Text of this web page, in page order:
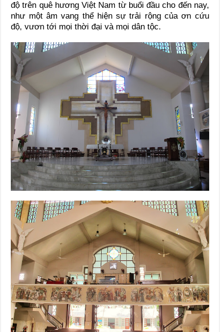
độ trên quê hương Việt Nam từ buổi đầu cho đến nay,
như một âm vang thể hiện sự trải rộng của ơn cứu
độ, vươn tới mọi thời đại và mọi dân tộc.